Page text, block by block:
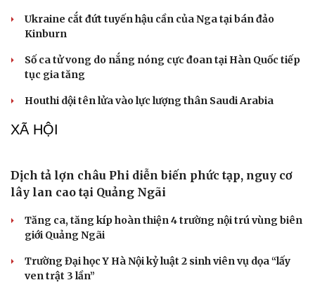
Thông tin doanh nghiệp
Doanh nghiệp 24h
Sành điệu
Ukraine cắt đứt tuyến hậu cần của Nga tại bán đảo
Kinburn
Số ca tử vong do nắng nóng cực đoan tại Hàn Quốc tiếp
tục gia tăng
Houthi dội tên lửa vào lực lượng thân Saudi Arabia
XÃ HỘI